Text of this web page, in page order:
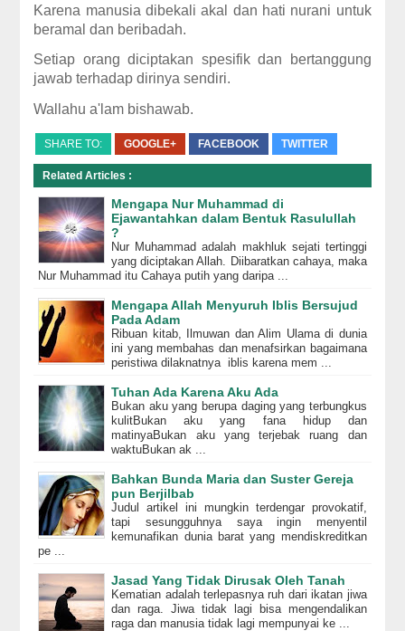
Karena manusia dibekali akal dan hati nurani untuk
beramal dan beribadah.
Setiap orang diciptakan spesifik dan bertanggung
jawab terhadap dirinya sendiri.
Wallahu a'lam bishawab.
SHARE TO: GOOGLE+ FACEBOOK TWITTER
Related Articles :
Mengapa Nur Muhammad di
Ejawantahkan dalam Bentuk Rasulullah
?
Nur Muhammad adalah makhluk sejati tertinggi
yang diciptakan Allah. Diibaratkan cahaya, maka
Nur Muhammad itu Cahaya putih yang daripa ...
Mengapa Allah Menyuruh Iblis Bersujud
Pada Adam
Ribuan kitab, Ilmuwan dan Alim Ulama di dunia
ini yang membahas dan menafsirkan bagaimana
peristiwa dilaknatnya iblis karena mem ...
Tuhan Ada Karena Aku Ada
Bukan aku yang berupa daging yang terbungkus
kulitBukan aku yang fana hidup dan
matinyaBukan aku yang terjebak ruang dan
waktuBukan ak ...
Bahkan Bunda Maria dan Suster Gereja
pun Berjilbab
Judul artikel ini mungkin terdengar provokatif,
tapi sesungguhnya saya ingin menyentil
kemunafikan dunia barat yang mendiskreditkan
pe ...
Jasad Yang Tidak Dirusak Oleh Tanah
Kematian adalah terlepasnya ruh dari ikatan jiwa
dan raga. Jiwa tidak lagi bisa mengendalikan
raga dan manusia tidak lagi mempunyai ke ...